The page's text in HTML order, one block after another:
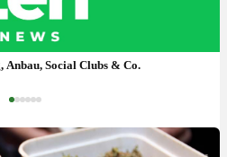
Anbau, Social Clubs & Co.
– Aktuell! Legalisierung, Gesetz